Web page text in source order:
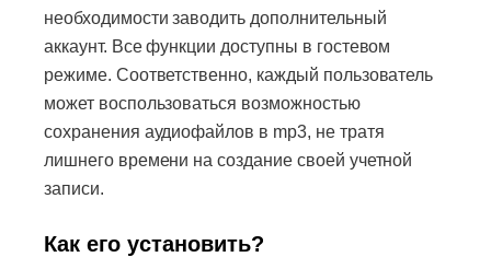
необходимости заводить дополнительный
аккаунт. Все функции доступны в гостевом
режиме. Соответственно, каждый пользователь
может воспользоваться возможностью
сохранения аудиофайлов в mp3, не тратя
лишнего времени на создание своей учетной
записи.
Как его установить?